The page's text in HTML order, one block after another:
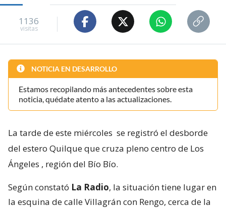
1136
visitas
NOTICIA EN DESARROLLO
Estamos recopilando más antecedentes sobre esta
noticia, quédate atento a las actualizaciones.
La tarde de este miércoles se registró el desborde
del estero Quilque que cruza pleno centro de Los
Ángeles , región del Bío Bío.
Según constató La Radio, la situación tiene lugar en
la esquina de calle Villagrán con Rengo, cerca de la